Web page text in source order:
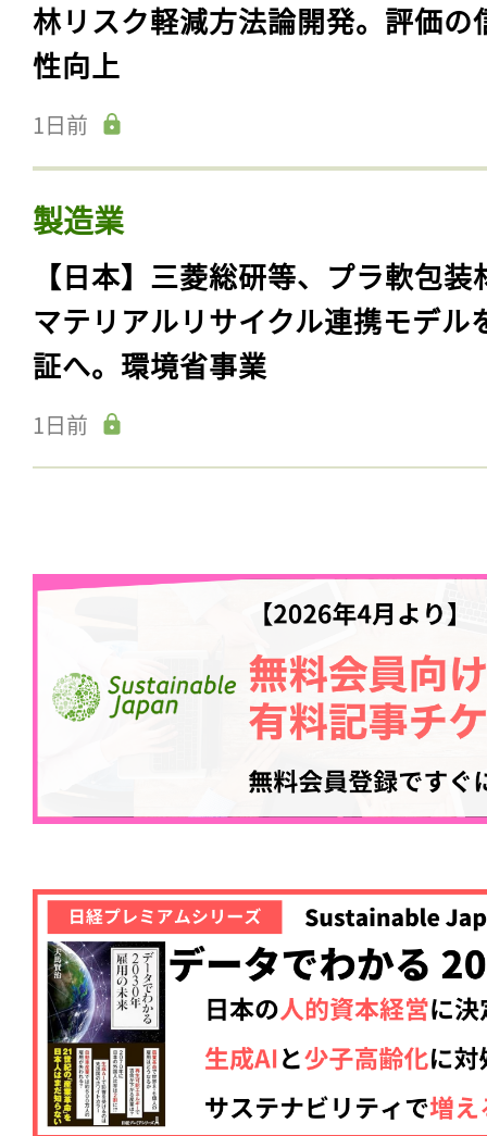
林リスク軽減方法論開発。評価の
性向上
1日前
製造業
【日本】三菱総研等、プラ軟包装
マテリアルリサイクル連携モデル
証へ。環境省事業
1日前